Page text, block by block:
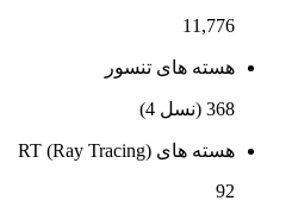
11,776
هسته های تنسور
368 (نسل 4)
هسته های RT (Ray Tracing)
92